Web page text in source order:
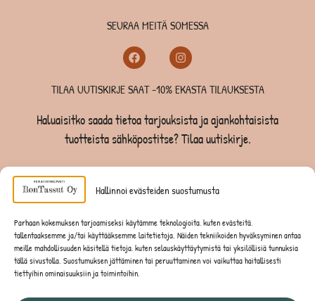
Hallinnoi evästeiden suostumusta
Parhaan kokemuksen tarjoamiseksi käytämme teknologioita, kuten evästeitä,
tallentaaksemme ja/tai käyttääksemme laitetietoja. Näiden tekniikoiden hyväksyminen antaa
meille mahdollisuuden käsitellä tietoja, kuten selauskäyttäytymistä tai yksilöllisiä tunnuksia
tällä sivustolla. Suostumuksen jättäminen tai peruuttaminen voi vaikuttaa haitallisesti
tiettyihin ominaisuuksiin ja toimintoihin.
SEURAA MEITÄ SOMESSA
TILAA UUTISKIRJE SAAT -10% EKASTA TILAUKSESTA
Haluaisitko saada tietoa tarjouksista ja ajankohtaisista
tuotteista sähköpostitse? Tilaa uutiskirje.
TILAA UUTISKIRJE -SAAT -10% EKASTA TILAUKSESTA
KISSOILLE
JYRSIJÖILLE